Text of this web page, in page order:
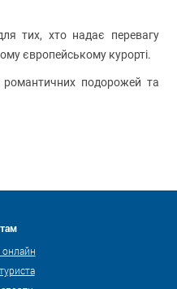
тих, хто надає перевагу
європейському курорті.
подорожей та
онлайн